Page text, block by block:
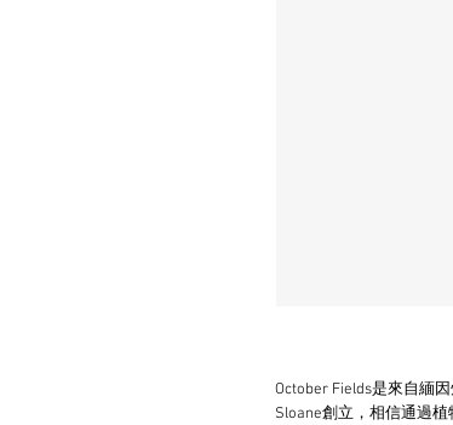
October Fields是來自緬
Sloane創立，相信通過